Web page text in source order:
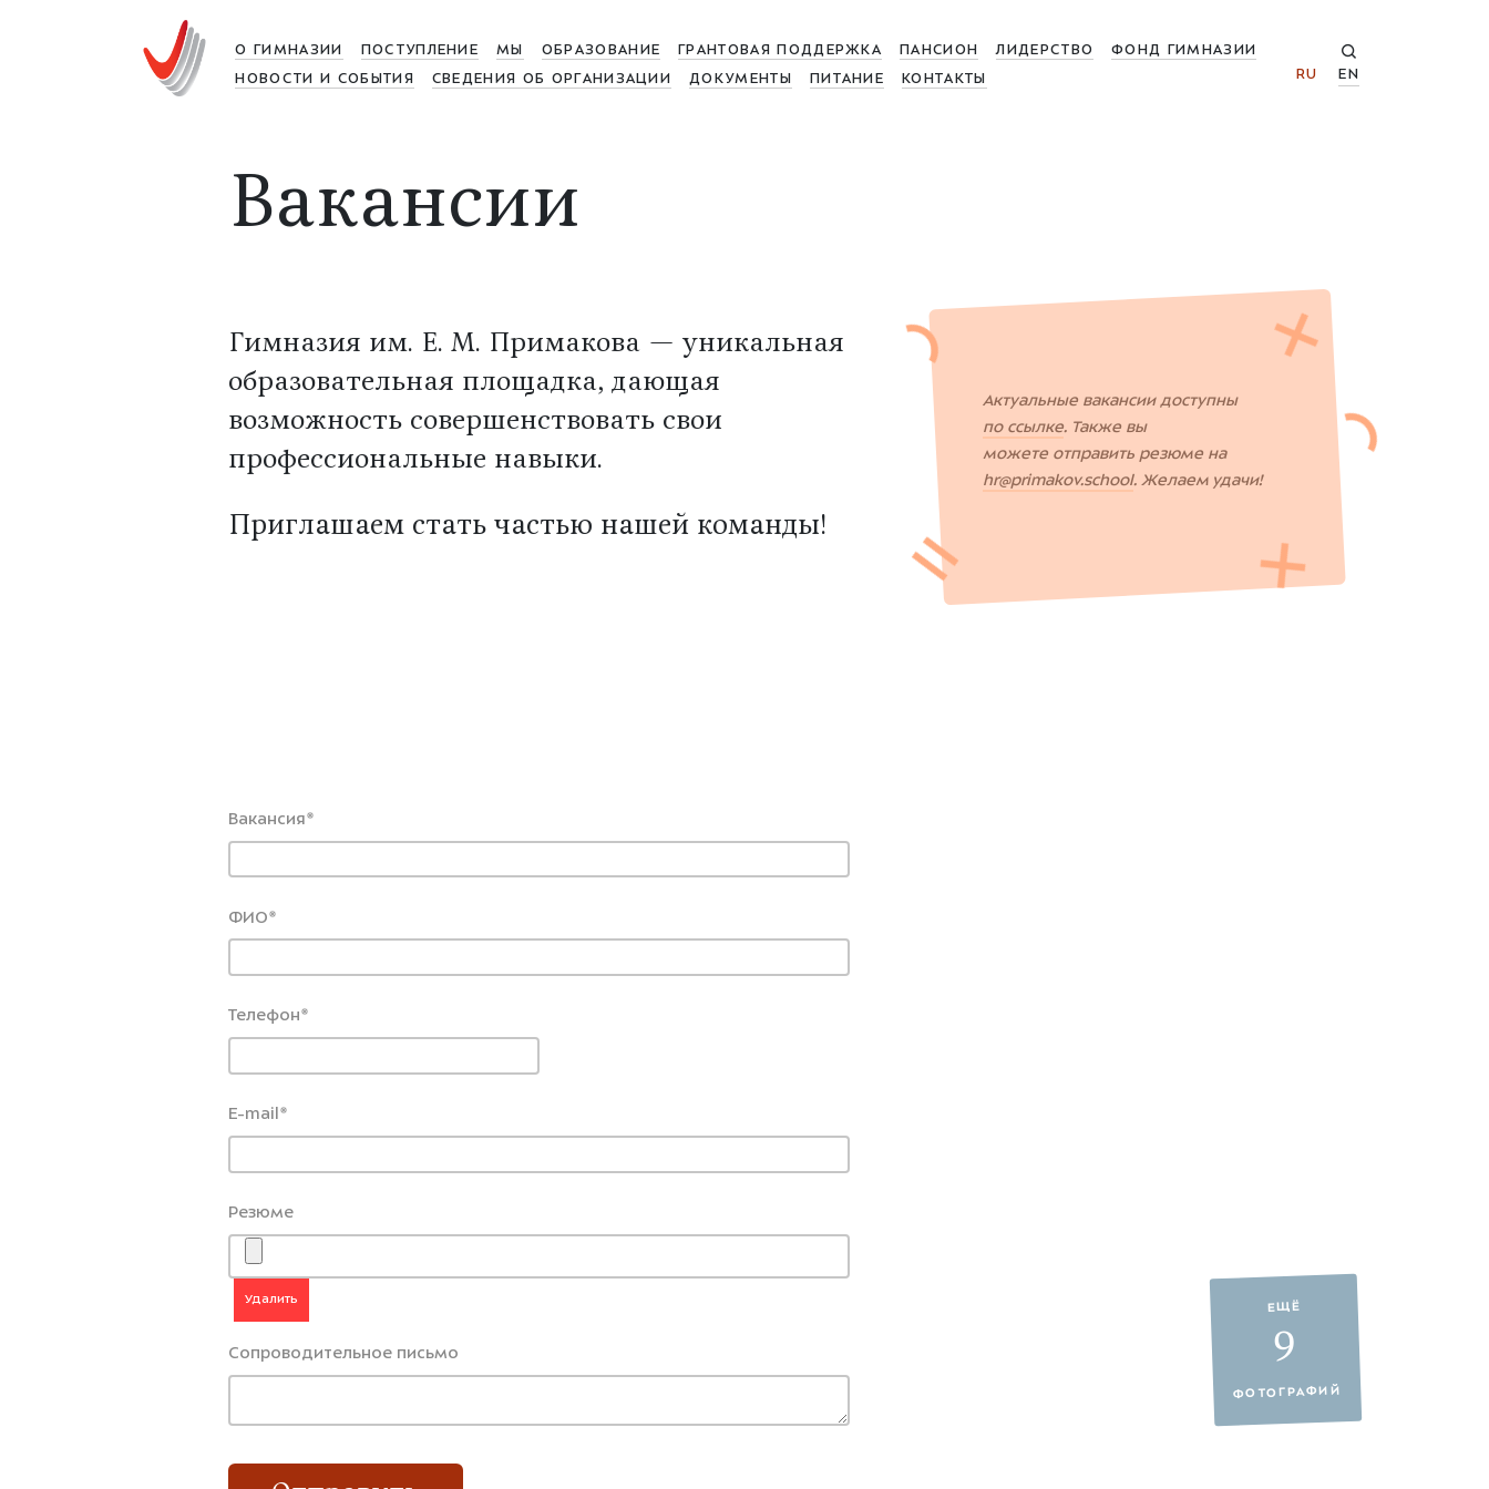
О ГИМНАЗИИ ПОСТУПЛЕНИЕ МЫ ОБРАЗОВАНИЕ ГРАНТОВАЯ ПОДДЕРЖКА ПАНСИОН ЛИДЕРСТВО
ФОНД ГИМНАЗИИ
НОВОСТИ И СОБЫТИЯ
СВЕДЕНИЯ ОБ ОРГАНИЗАЦИИ ДОКУМЕНТЫ ПИТАНИЕ КОНТАКТЫ RU EN
Вакансии
Гимназия им. Е. М. Примакова — уникальная
образовательная площадка, дающая
возможность совершенствовать свои
профессиональные навыки.
Приглашаем стать частью нашей команды!
Актуальные вакансии доступны
по ссылке. Также вы
можете отправить резюме на
hr@primakov.school. Желаем удачи!
Вакансия*
ФИО*
Телефон*
E-mail*
Резюме
Удалить
Сопроводительное письмо
ЕЩЁ
9
ФОТОГРАФИЙ